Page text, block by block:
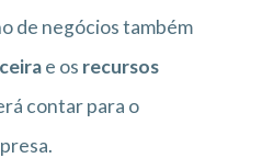
de negócios também
e os recursos
contar para o